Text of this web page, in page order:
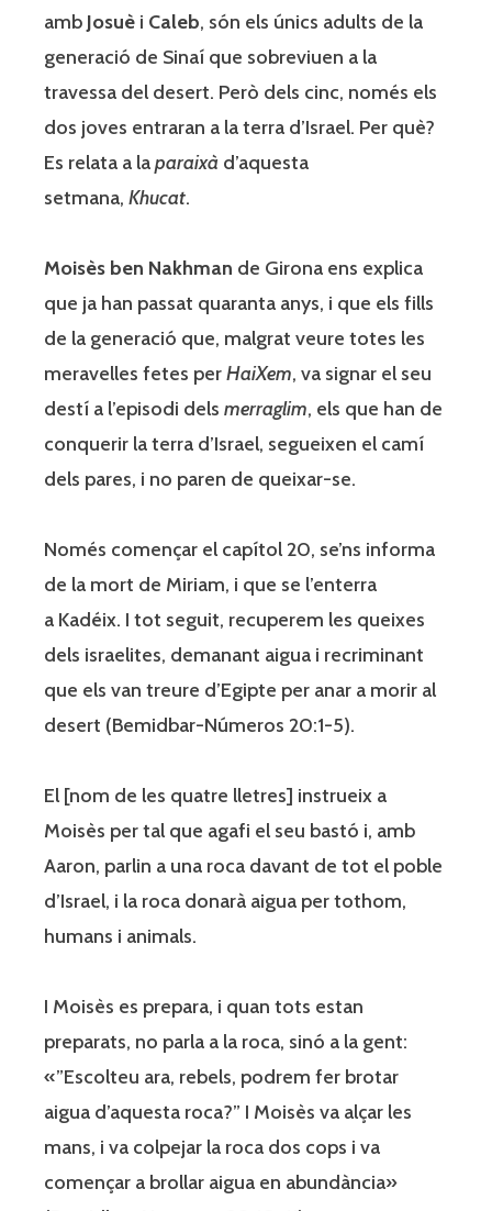
amb Josuè i Caleb, són els únics adults de la
generació de Sinaí que sobreviuen a la
travessa del desert. Però dels cinc, només els
dos joves entraran a la terra d’Israel. Per què?
Es relata a laparaixà d’aquesta
setmana, Khucat.
Moisès ben Nakhman de Girona ens explica
que ja han passat quaranta anys, i que els fills
de la generació que, malgrat veure totes les
meravelles fetes perHaiXem, va signar el seu
destí a l’episodi dels merraglim, els que han de
conquerir la terra d’Israel, segueixen el camí
dels pares, i no paren de queixar-se.
Només començar el capítol 20, se’ns informa
de la mort de Miriam, i que se l’enterra
a Kadéix. I tot seguit, recuperem les queixes
dels israelites, demanant aigua i recriminant
que els van treure d’Egipte per anar a morir al
desert (Bemidbar-Números 20:1-5).
El [nom de les quatre lletres] instrueix a
Moisès per tal que agafi el seu bastó i, amb
Aaron, parlin a una roca davant de tot el poble
d’Israel, i la roca donarà aigua per tothom,
humans i animals.
I Moisès es prepara, i quan tots estan
preparats, no parla a la roca, sinó a la gent:
«”Escolteu ara, rebels, podrem fer brotar
aigua d’aquesta roca?” I Moisès va alçar les
mans, i va colpejar la roca dos cops i va
començar a brollar aigua en abundància»